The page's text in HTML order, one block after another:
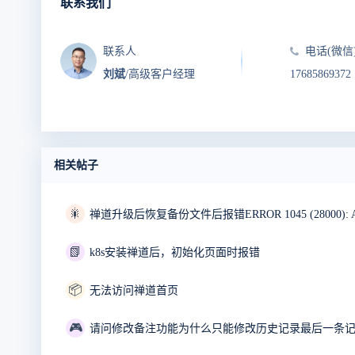
联系我们
联系人
刘斌/高级客户经理
电话(微
17685869372
相关帖子
🎇
📗 k8s安装禅道后，初始化页面时报错
📦 无法访问禅道首页
🎮